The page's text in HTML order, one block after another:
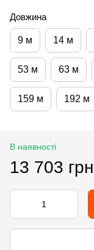
Довжина
9 м 14 м
53 м 63 м
159 м 192 м
В наявності
13 703 грн